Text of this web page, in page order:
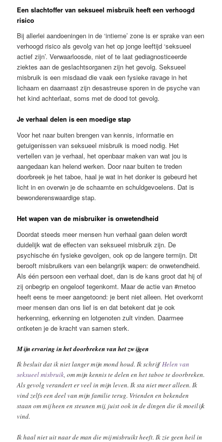
Een slachtoffer van seksueel misbruik heeft een verhoogd
risico
Bij allerlei aandoeningen in de ‘intieme’ zone is er sprake van een
verhoogd risico als gevolg van het op jonge leeftijd ‘seksueel
actief zijn’. Verwaarloosde, niet of te laat gediagnosticeerde
ziektes aan de geslachtsorganen zijn het gevolg. Seksueel
misbruik is een misdaad die vaak een fysieke ravage in het
lichaam en daarnaast zijn desastreuse sporen in de psyche van
het kind achterlaat, soms met de dood tot gevolg.
Je verhaal delen is een moedige stap
Voor het naar buiten brengen van kennis, informatie en
getuigenissen van seksueel misbruik is moed nodig. Het
vertellen van je verhaal, het openbaar maken van wat jou is
aangedaan kan helend werken. Door naar buiten te treden
doorbreek je het taboe, haal je wat in het donker is gebeurd het
licht in en overwin je de schaamte en schuldgevoelens. Dat is
bewonderenswaardige stap.
Het wapen van de misbruiker is onwetendheid
Doordat steeds meer mensen hun verhaal gaan delen wordt
duidelijk wat de effecten van seksueel misbruik zijn. De
psychische én fysieke gevolgen, ook op de langere termijn. Dit
berooft misbruikers van een belangrijk wapen: de onwetendheid.
Als één persoon een verhaal doet, dan is de kans groot dat hij of
zij onbegrip en ongeloof tegenkomt. Maar de actie van #metoo
heeft eens te meer aangetoond: je bent niet alleen. Het overkomt
meer mensen dan ons lief is en dat betekent dat je ook
herkenning, erkenning en lotgenoten zult vinden. Daarmee
ontketen je de kracht van samen sterk.
Mijn ervaring in het doorbreken van het zwijgen
Ik besluit dat ik niet langer mijn mond houd. Ik schrijfHelen van
seksueel misbruik, om mijn kennis te delen en het taboe te doorbreken.
Als gevolg verandert er veel in mijn leven. Ik sta niet meer alleen. Ik
vind zelfs een deel van mijn familie terug. Vrienden en bekenden
staan om mij heen en steunen mij, juist ook in de dingen die ik moeilijk
vind.
Ik haal niet uit naar de man die mij misbruikt heeft. Ik zie geen heil in